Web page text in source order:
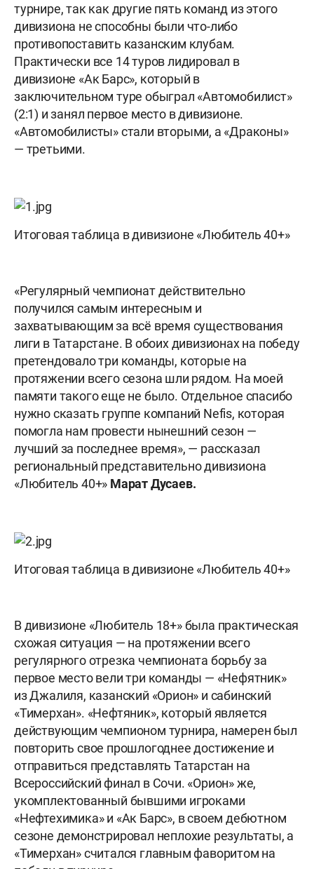
турнире, так как другие пять команд из этого
дивизиона не способны были что-либо
противопоставить казанским клубам.
Практически все 14 туров лидировал в
дивизионе «Ак Барс», который в
заключительном туре обыграл «Автомобилист»
(2:1) и занял первое место в дивизионе.
«Автомобилисты» стали вторыми, а «Драконы»
— третьими.
Итоговая таблица в дивизионе «Любитель 40+»
«Регулярный чемпионат действительно
получился самым интересным и
захватывающим за всё время существования
лиги в Татарстане. В обоих дивизионах на победу
претендовало три команды, которые на
протяжении всего сезона шли рядом. На моей
памяти такого еще не было. Отдельное спасибо
нужно сказать группе компаний Nefis, которая
помогла нам провести нынешний сезон —
лучший за последнее время», — рассказал
региональный представительно дивизиона
«Любитель 40+» Марат Дусаев.
Итоговая таблица в дивизионе «Любитель 40+»
В дивизионе «Любитель 18+» была практическая
схожая ситуация — на протяжении всего
регулярного отрезка чемпионата борьбу за
первое место вели три команды — «Нефятник»
из Джалиля, казанский «Орион» и сабинский
«Тимерхан». «Нефтяник», который является
действующим чемпионом турнира, намерен был
повторить свое прошлогоднее достижение и
отправиться представлять Татарстан на
Всероссийский финал в Сочи. «Орион» же,
укомплектованный бывшими игроками
«Нефтехимика» и «Ак Барс», в своем дебютном
сезоне демонстрировал неплохие результаты, а
«Тимерхан» считался главным фаворитом на